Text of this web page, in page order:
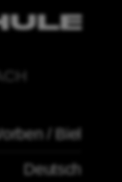
/ Biel
Deutsch